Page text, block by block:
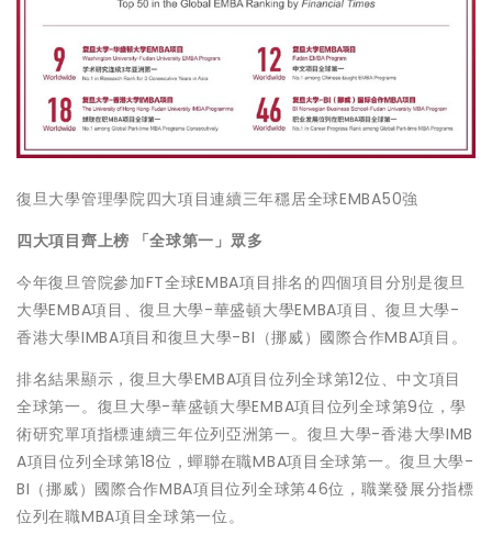
復旦大學管理學院四大項目連續三年穩居全球EMBA50強
四大項目齊上榜
「全球第一」 眾多
今年復旦管院參加FT全球EMBA項目排名的四個項目分別是復旦
大學EMBA項目、復旦大學-華盛頓大學EMBA項目、復旦大學-
香港大學IMBA項目和復旦大學-BI（挪威）國際合作MBA項目。
排名結果顯示，復旦大學EMBA項目位列全球第12位、中文項目
全球第一。復旦大學-華盛頓大學EMBA項目位列全球第9位，學
術研究單項指標連續三年位列亞洲第一。復旦大學-香港大學IMB
A項目位列全球第18位，蟬聯在職MBA項目全球第一。復旦大學-
BI（挪威）國際合作MBA項目位列全球第46位，職業發展分指標
位列在職MBA項目全球第一位。